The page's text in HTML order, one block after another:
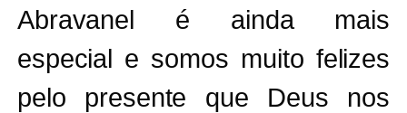
Abravanel é ainda mais
especial e somos muito felizes
pelo presente que Deus nos